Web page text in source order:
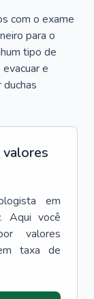
com o exame
para o
tipo de
e
em
Aqui você
valores
taxa de